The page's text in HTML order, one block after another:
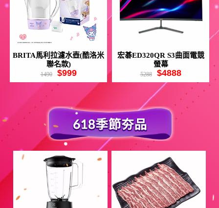
BRITA馬利拉濾水壺(酷洛米
聯名款)
1490 $999
宏碁ED320QR S3曲面電競
螢幕
5288 $4888